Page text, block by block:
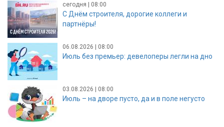
сегодня | 08:00
С Днём строителя, дорогие коллеги и
партнёры!
06.08.2026 | 08:00
Июль без премьер: девелоперы легли на дно
03.08.2026 | 08:00
Июль – на дворе пусто, да и в поле негусто